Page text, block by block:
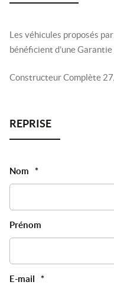
Les véhicules proposés
bénéficient d’une Garantie
Constructeur Complète
Nom *
Prénom
E-mail *